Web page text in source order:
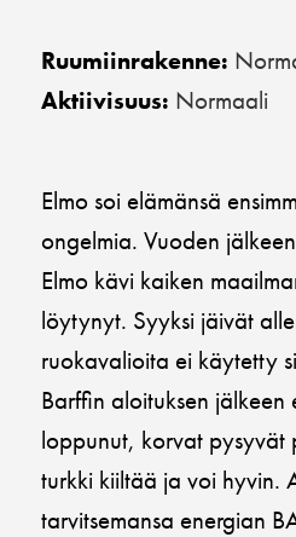
Ruumiinrakenne:
Aktiivisuus: Normaali
Elmo soi elämänsä
ongelmia. Vuoden
Elmo kävi kaiken
löytynyt. Syyksi jäivät
ruokavalioita ei käytetty
Barffin aloituksen
loppunut, korvat pysyvät
turkki kiiltää ja voi hyvin.
tarvitsemansa energian